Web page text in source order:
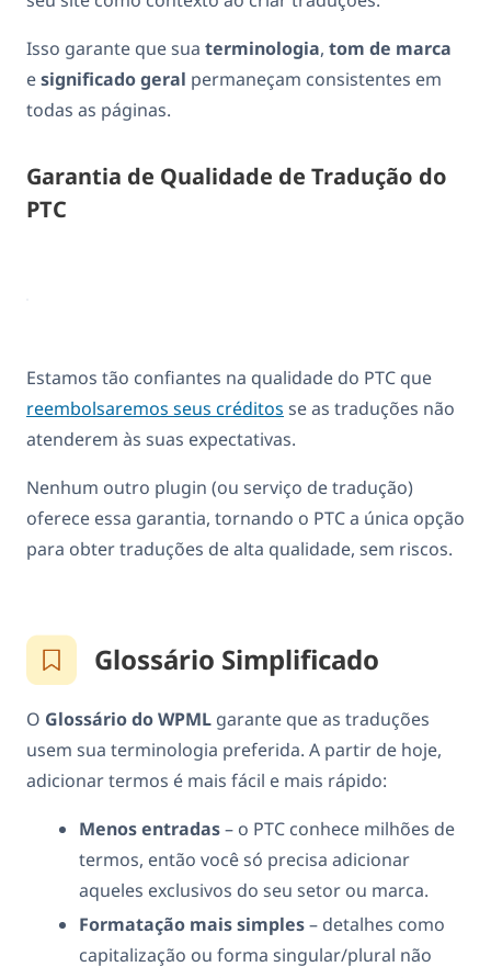
Isso garante que sua terminologia, tom de marca
esignificado geral permaneçam consistentes em
todas as páginas.
Garantia de Qualidade de Tradução do
PTC
Estamos tão confiantes na qualidade do PTC que
reembolsaremos seus créditos se as traduções não
atenderem às suas expectativas.
Nenhum outro plugin (ou serviço de tradução)
oferece essa garantia, tornando o PTC a única opção
para obter traduções de alta qualidade, sem riscos.
Glossário Simplificado
O Glossário do WPML garante que as traduções
usem sua terminologia preferida. A partir de hoje,
adicionar termos é mais fácil e mais rápido:
Menos entradas– o PTC conhece milhões de
termos, então você só precisa adicionar
aqueles exclusivos do seu setor ou marca.
Formatação mais simples– detalhes como
capitalização ou forma singular/plural não